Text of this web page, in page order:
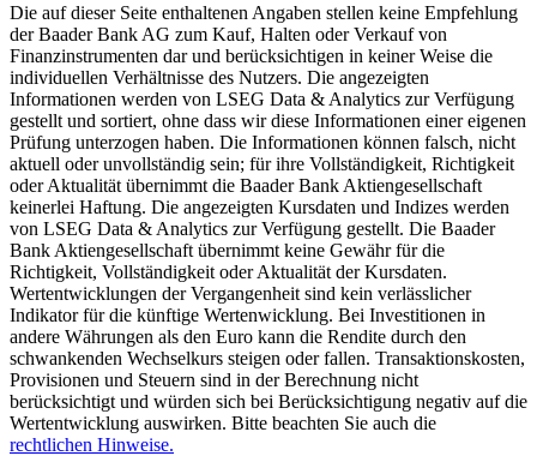
Die auf dieser Seite enthaltenen Angaben stellen keine Empfehlung
der Baader Bank AG zum Kauf, Halten oder Verkauf von
Finanzinstrumenten dar und berücksichtigen in keiner Weise die
individuellen Verhältnisse des Nutzers. Die angezeigten
Informationen werden von LSEG Data & Analytics zur Verfügung
gestellt und sortiert, ohne dass wir diese Informationen einer eigenen
Prüfung unterzogen haben. Die Informationen können falsch, nicht
aktuell oder unvollständig sein; für ihre Vollständigkeit, Richtigkeit
oder Aktualität übernimmt die Baader Bank Aktiengesellschaft
keinerlei Haftung. Die angezeigten Kursdaten und Indizes werden
von LSEG Data & Analytics zur Verfügung gestellt. Die Baader
Bank Aktiengesellschaft übernimmt keine Gewähr für die
Richtigkeit, Vollständigkeit oder Aktualität der Kursdaten.
Wertentwicklungen der Vergangenheit sind kein verlässlicher
Indikator für die künftige Wertenwicklung. Bei Investitionen in
andere Währungen als den Euro kann die Rendite durch den
schwankenden Wechselkurs steigen oder fallen. Transaktionskosten,
Provisionen und Steuern sind in der Berechnung nicht
berücksichtigt und würden sich bei Berücksichtigung negativ auf die
Wertentwicklung auswirken. Bitte beachten Sie auch die
rechtlichen Hinweise.